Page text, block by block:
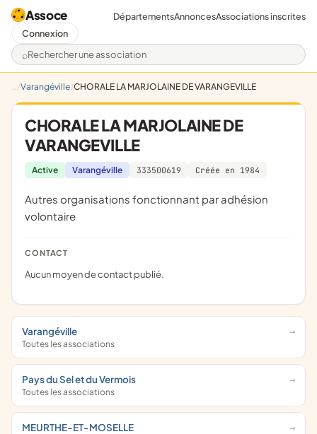
Assoce
Rechercher une association
DépartementsAnnoncesAssociations inscrites
Connexion
Varangéville CHORALE LA MARJOLAINE DE VARANGEVILLE
CHORALE LA MARJOLAINE DE
VARANGEVILLE
Active Varangéville 333500619 Créée en 1984
Autres organisations fonctionnant par adhésion
volontaire
CONTACT
Aucun moyen de contact publié.
Varangéville
Toutes les associations
Pays du Sel et du Vermois
Toutes les associations
MEURTHE-ET-MOSELLE